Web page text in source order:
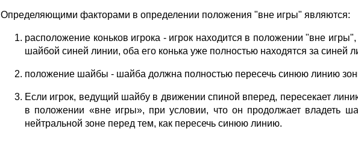
Определяющими факторами в определении положения "вне игры" являются:
расположение коньков игрока - игрок находится в положении "вне
шайбой синей линии, оба его конька уже полностью находятся за синей
положение шайбы - шайба должна полностью пересечь синюю линию
Если игрок, ведущий шайбу в движении спиной вперед, пересекает
в положении «вне игры», при условии, что он продолжает владеть
нейтральной зоне перед тем, как пересечь синюю линию.